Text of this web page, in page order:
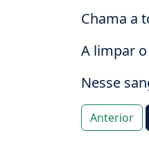
Chama a
A limpar
Nesse
Anterior